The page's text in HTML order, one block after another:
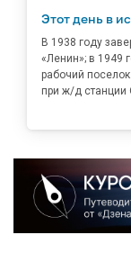
Этот день в
В 1938 году
«Ленин»; в 1949
рабочий
при ж/д станции